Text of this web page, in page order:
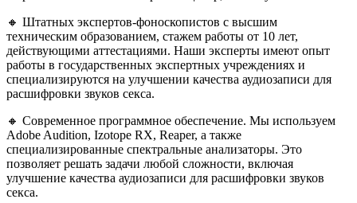
🔸 Штатных экспертов-фоноскопистов с высшим
техническим образованием, стажем работы от 10 лет,
действующими аттестациями. Наши эксперты имеют опыт
работы в государственных экспертных учреждениях и
специализируются на улучшении качества аудиозаписи для
расшифровки звуков секса.
🔸 Современное программное обеспечение. Мы используем
Adobe Audition, Izotope RX, Reaper, а также
специализированные спектральные анализаторы. Это
позволяет решать задачи любой сложности, включая
улучшение качества аудиозаписи для расшифровки звуков
секса.